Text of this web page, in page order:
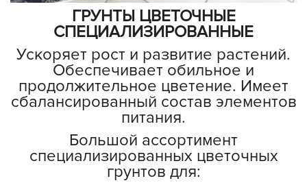
ГРУНТЫ ЦВЕТОЧНЫЕ
СПЕЦИАЛИЗИРОВАННЫЕ
Ускоряет рост и развитие растений.
Обеспечивает обильное и
продолжительное цветение. Имеет
сбалансированный состав элементов
питания.
Большой ассортимент
специализированных цветочных
грунтов для: